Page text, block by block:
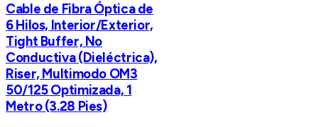
Cable de Fibra Óptica de
6 Hilos, Interior/Exterior,
Tight Buffer, No
Conductiva (Dieléctrica),
Riser, Multimodo OM3
50/125 Optimizada, 1
Metro (3.28 Pies)